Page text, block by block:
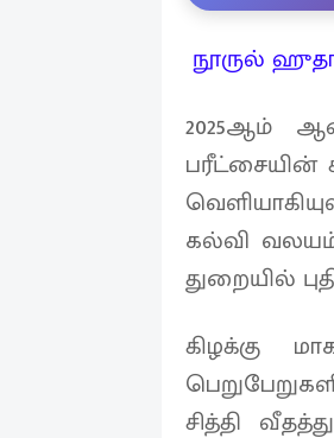
நூருல்
2025ஆம்
பரீட்சையின்
கல்வி
துறையில்
கிழக்கு
சித்தி